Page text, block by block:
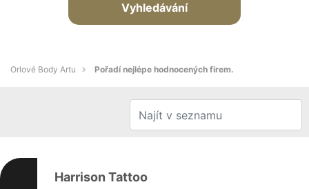
Vyhledávání
Orlové Body Artu Pořadí nejlépe hodnocených firem.
Harrison Tattoo